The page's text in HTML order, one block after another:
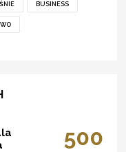
BUSINESS
500